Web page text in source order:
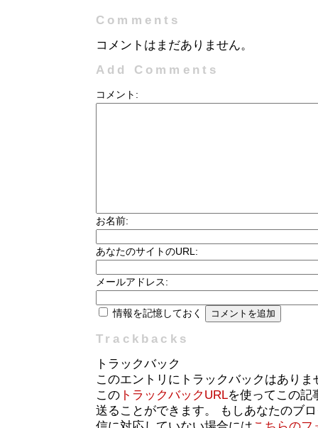
Comments
コメントはまだありません。
Add Comments
コメント:
お名前:
あなたのサイトのURL:
メールアドレス:
情報を記憶しておく
Trackbacks
トラックバック
このエントリにトラックバックはありま
この トラックバックURLを使ってこの記
送ることができます。 もしあなたのブ